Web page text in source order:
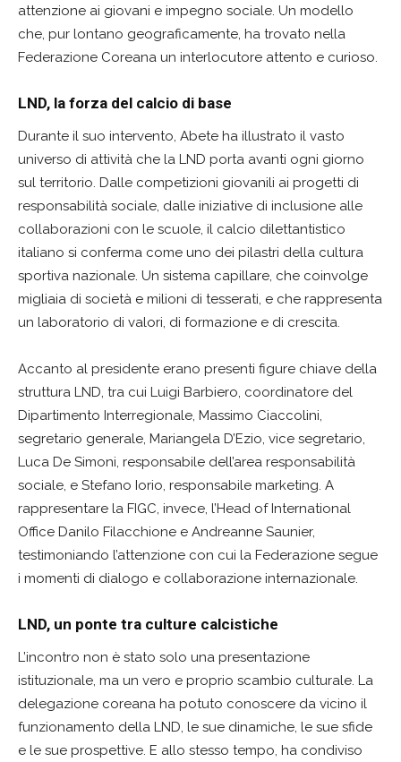
attenzione ai giovani e impegno sociale. Un modello
che, pur lontano geograficamente, ha trovato nella
Federazione Coreana un interlocutore attento e curioso.
LND, la forza del calcio di base
Durante il suo intervento, Abete ha illustrato il vasto
universo di attività che la LND porta avanti ogni giorno
sul territorio. Dalle competizioni giovanili ai progetti di
responsabilità sociale, dalle iniziative di inclusione alle
collaborazioni con le scuole, il calcio dilettantistico
italiano si conferma come uno dei pilastri della cultura
sportiva nazionale. Un sistema capillare, che coinvolge
migliaia di società e milioni di tesserati, e che rappresenta
un laboratorio di valori, di formazione e di crescita.
Accanto al presidente erano presenti figure chiave della
struttura LND, tra cui Luigi Barbiero, coordinatore del
Dipartimento Interregionale, Massimo Ciaccolini,
segretario generale, Mariangela D’Ezio, vice segretario,
Luca De Simoni, responsabile dell’area responsabilità
sociale, e Stefano Iorio, responsabile marketing. A
rappresentare la FIGC, invece, l’Head of International
Office Danilo Filacchione e Andreanne Saunier,
testimoniando l’attenzione con cui la Federazione segue
i momenti di dialogo e collaborazione internazionale.
LND, un ponte tra culture calcistiche
L’incontro non è stato solo una presentazione
istituzionale, ma un vero e proprio scambio culturale. La
delegazione coreana ha potuto conoscere da vicino il
funzionamento della LND, le sue dinamiche, le sue sfide
e le sue prospettive. E allo stesso tempo, ha condiviso